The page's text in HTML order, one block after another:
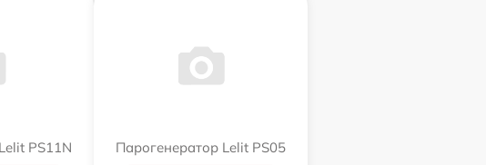
PS11N Парогенератор Lelit PS05